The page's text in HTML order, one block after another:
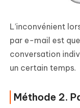
L’inconvénient
par e-mail est
conversation
un certain temps.
Méthode 2.